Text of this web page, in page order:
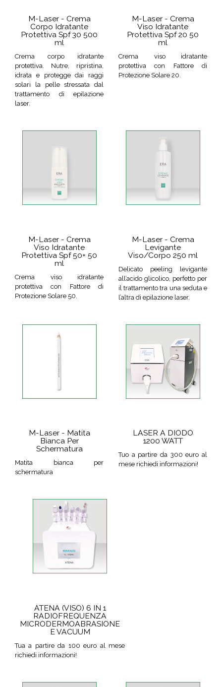
M-Laser - Crema
Corpo Idratante
Protettiva Spf 30 500
ml
Crema corpo idratante
protettiva. Nutre, ripristina,
idrata e protegge dai raggi
solari la pelle stressata dal
trattamento di epilazione
laser.
M-Laser - Crema
Viso Idratante
Protettiva Spf 20 50
ml
Crema viso idratante
protettiva con Fattore di
Protezione Solare 20.
M-Laser - Crema
Viso Idratante
Protettiva Spf 50+ 50
ml
Crema viso idratante
protettiva con Fattore di
Protezione Solare 50.
M-Laser - Crema
Levigante
Viso/Corpo 250 ml
Delicato peeling levigante
all’acido glicolico, perfetto per
il trattamento tra una seduta e
l’altra di epilazione laser.
M-Laser - Matita
Bianca Per
Schermatura
Matita bianca per
schermatura
LASER A DIODO
1200 WATT
Tuo a partire da 300 euro al
mese richiedi informazioni!
ATENA (VISO) 6 IN 1
RADIOFREQUENZA
MICRODERMOABRASIONE
E VACUUM
Tua a partire da 100 euro al mese
richiedi informazioni!